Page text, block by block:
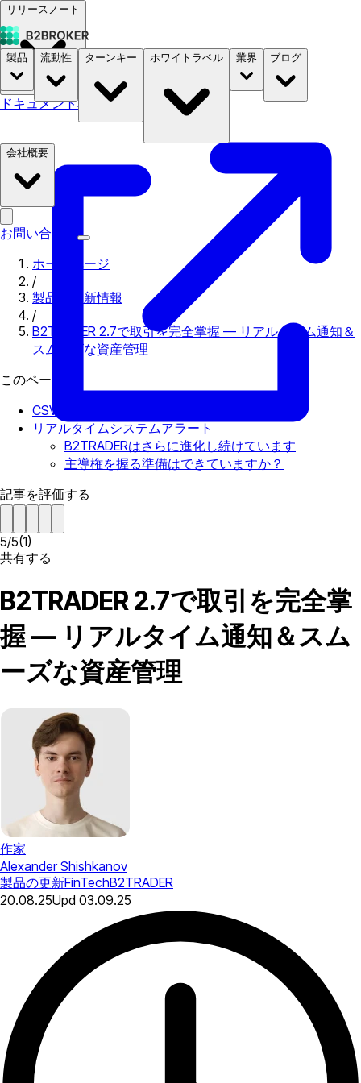
リリースノート
ドキュメント料金 B2STORE
製品 流動性 ターンキー ホワイトラベル 業界 ブログ
会社概要
お問い合わせ
ホームページ
/
製品の更新情報
/
B2TRADER 2.7で取引を完全掌握 — リアルタイム通知＆
スムーズな資産管理
このページで
CSVアップロードによる効率的な資産管理
リアルタイムシステムアラート
B2TRADERはさらに進化し続けています
主導権を握る準備はできていますか？
記事を評価する
5/5(1)
共有する
B2TRADER 2.7で取引を完全掌
握 — リアルタイム通知＆スム
ーズな資産管理
作家
Alexander Shishkanov
製品の更新FinTechB2TRADER
20.08.25Upd 03.09.25